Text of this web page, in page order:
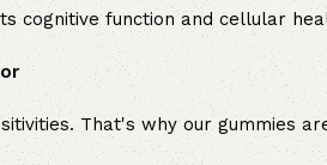
cognitive function and cellular
That's why our gummies